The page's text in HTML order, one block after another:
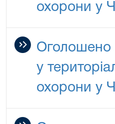
охорони у
Оголошено
у
охорони у